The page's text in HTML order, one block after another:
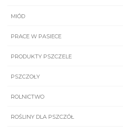
MIÓD
PRACE W PASIECE
PRODUKTY PSZCZELE
PSZCZOŁY
ROLNICTWO
ROŚLINY DLA PSZCZÓŁ